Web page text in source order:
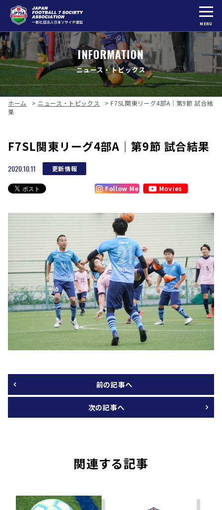
MENU
INFORMATION
ニュース・トピックス
ホーム > ニュース・トピックス >F7SL関東リーグ4部A｜第9節 試合結
果
F7SL関東リーグ4部A｜第9節 試合結果
2020.10.11 更新情報
Follow Me Movies
前の記事へ
次の記事へ
関連する記事